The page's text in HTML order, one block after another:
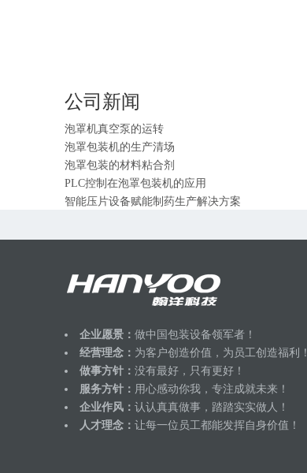
公司新闻
泡罩包装机发展展望
泡罩机真空泵的运转
​泡罩包装机的生产清场
泡罩包装的材料粘合剂
PLC控制在泡罩包装机的应用
智能压片设备赋能制药生产解决方案
企业愿景： 做中国包装设备领军者！
经营理念： 为客户创造价值，为员工创造福利！
做事方针： 没有最好，只有更好！
服务方针： 用心感动你我，专注成就未来！
企业作风： 认认真真做事，踏踏实实做人！
人才理念： 让每一位员工都能发挥自身价值！